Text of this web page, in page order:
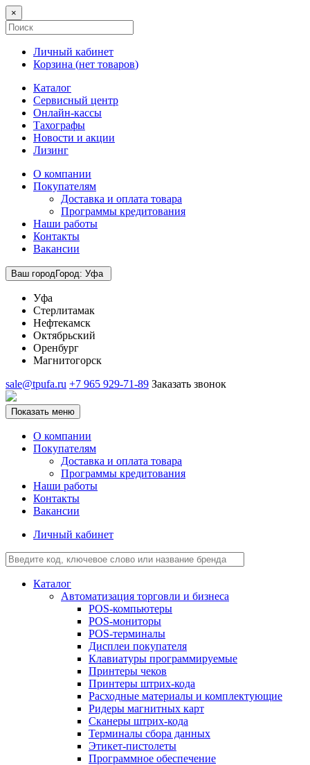
×
Личный кабинет
Корзина (нет товаров)
Каталог
Сервисный центр
Онлайн-кассы
Тахографы
Новости и акции
Лизинг
О компании
Покупателям
Доставка и оплата товара
Программы кредитования
Наши работы
Контакты
Вакансии
Ваш городГород: Уфа
Уфа
Стерлитамак
Нефтекамск
Октябрьский
Оренбург
Магнитогорск
sale@tpufa.ru +7 965 929-71-89 Заказать звонок
Показать меню
О компании
Покупателям
Доставка и оплата товара
Программы кредитования
Наши работы
Контакты
Вакансии
Личный кабинет
Каталог
Автоматизация торговли и бизнеса
POS-компьютеры
POS-мониторы
POS-терминалы
Дисплеи покупателя
Клавиатуры программируемые
Принтеры чеков
Принтеры штрих-кода
Расходные материалы и комплектующие
Ридеры магнитных карт
Сканеры штрих-кода
Терминалы сбора данных
Этикет-пистолеты
Программное обеспечение